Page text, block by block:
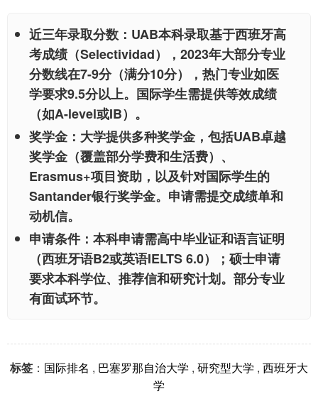
近三年录取分数 ：UAB本科录取基于西班牙高
考成绩（Selectividad），2023年大部分专业
分数线在7-9分（满分10分），热门专业如医
学要求9.5分以上。国际学生需提供等效成绩
（如A-level或IB）。
奖学金 ：大学提供多种奖学金，包括UAB卓越
奖学金（覆盖部分学费和生活费）、
Erasmus+项目资助，以及针对国际学生的
Santander银行奖学金。申请需提交成绩单和
动机信。
申请条件：本科申请需高中毕业证和语言证明
（西班牙语B2或英语IELTS 6.0）；硕士申请
要求本科学位、推荐信和研究计划。部分专业
有面试环节。
标签 ： 国际排名 , 巴塞罗那自治大学 , 研究型大学 , 西班牙大
学